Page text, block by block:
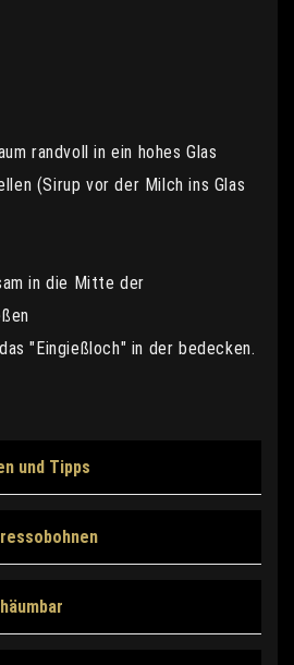
randvoll in ein hohes Glas
(Sirup vor der Milch ins Glas
in die Mitte der
"Eingießloch" in der bedecken.
und Tipps